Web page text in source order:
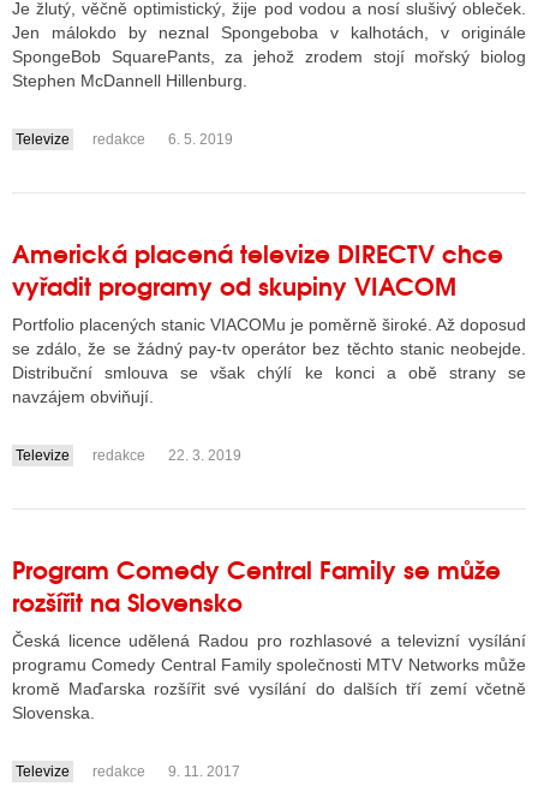
TELEVIZE
TELEVIZÍ
INTERNET
STRÁNKY RÁDIÍ
STRÁNKY TV
STÁT BLOGEREM
BLOGERA
Je žlutý, věčně optimistický, žije pod vodou a nosí slušivý obleček.
Jen málokdo by neznal Spongeboba v kalhotách, v originále
SpongeBob SquarePants, za jehož zrodem stojí mořský biolog
Stephen McDannell Hillenburg.
....
Televize redakce 6. 5. 2019
Americká placená televize DIRECTV chce
vyřadit programy od skupiny VIACOM
Portfolio placených stanic VIACOMu je poměrně široké. Až doposud
se zdálo, že se žádný pay-tv operátor bez těchto stanic neobejde.
Distribuční smlouva se však chýlí ke konci a obě strany se
navzájem obviňují.
....
Televize redakce 22. 3. 2019
Program Comedy Central Family se může
rozšířit na Slovensko
Česká licence udělená Radou pro rozhlasové a televizní vysílání
programu Comedy Central Family společnosti MTV Networks může
kromě Maďarska rozšířit své vysílání do dalších tří zemí včetně
Slovenska.
....
Televize redakce 9. 11. 2017